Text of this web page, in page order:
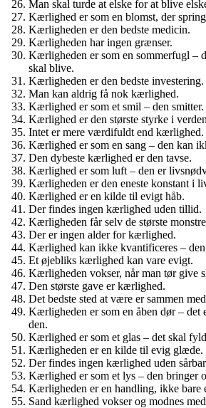
Man skal turde at elske for at blive
Kærlighed er som en blomst, der
Kærligheden er den bedste medicin.
Kærligheden har ingen grænser.
Kærligheden er som en sommerfugl –
skal blive.
Kærligheden er den bedste investering.
Man kan aldrig få nok kærlighed.
Kærlighed er som et smil – den smitter.
Kærlighed er den største styrke i
Intet er mere værdifuldt end kærlighed.
Kærlighed er som en sang – den kan
Den dybeste kærlighed er den tavse.
Kærlighed er som luft – den er
Kærligheden er den eneste konstant i
Kærlighed er en kilde til evigt håb.
Der findes ingen kærlighed uden tillid.
Kærligheden får selv de største
Der er ingen alder for kærlighed.
Kærlighed kan ikke kvantificeres –
Et øjebliks kærlighed kan vare evigt.
Kærligheden vokser, når man tør give
Den største gave er kærlighed.
Det bedste sted at være er sammen
Kærligheden er som en åben dør – det
den.
Kærlighed er som et glas – det skal
Kærligheden er en kilde til evig glæde.
Der findes ingen kærlighed uden
Kærlighed er som et lys – den bringer
Kærligheden er en handling, ikke bare
Sand kærlighed vokser og modnes